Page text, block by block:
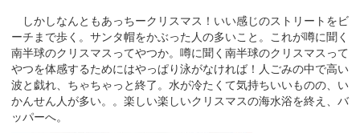
しかしなんともあっちークリスマス！いい感じのストリートをビ
ーチまで歩く。サンタ帽をかぶった人の多いこと。これが噂に聞く
南半球のクリスマスってやつか。噂に聞く南半球のクリスマスって
やつを体感するためにはやっぱり泳がなければ！人ごみの中で高い
波と戯れ、ちゃちゃっと終了。水が冷たくて気持ちいいものの、い
かんせん人が多い。。楽しい楽しいクリスマスの海水浴を終え、バ
ッパーへ。